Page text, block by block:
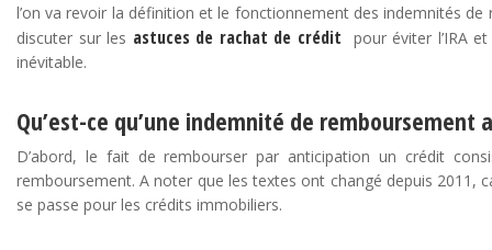
l’on va revoir la définition et le fonctionnement des indemnités
discuter sur les astuces de rachat de crédit pour éviter l’IRA
inévitable.
Qu’est-ce qu’une indemnité de remboursement
D’abord, le fait de rembourser par anticipation un crédit
remboursement. A noter que les textes ont changé depuis 2011,
se passe pour les crédits immobiliers.